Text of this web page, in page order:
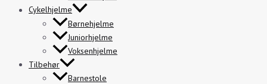
Cykelhjelme
Børnehjelme
Juniorhjelme
Voksenhjelme
Tilbehør
Barnestole